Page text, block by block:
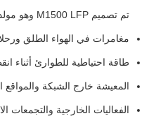
تم تصميم M1500 LFP وهو مولد شمسي ببطارية ليثيوم متعدد الاستخدامات لـ:
مغامرات في الهواء الطلق
طاقة احتياطية للطوارئ أثناء
المعيشة خارج الشبكة والمواقع
الفعاليات الخارجية والتجمعات